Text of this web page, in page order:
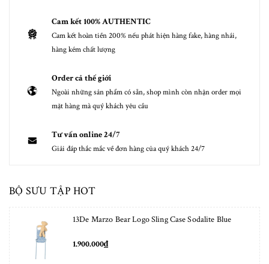
Cam kết 100% AUTHENTIC
Cam kết hoàn tiền 200% nếu phát hiện hàng fake, hàng nhái,
hàng kém chất lượng
Order cả thế giới
Ngoài những sản phẩm có sẵn, shop mình còn nhận order mọi
mặt hàng mà quý khách yêu cầu
Tư vấn online 24/7
Giải đáp thắc mắc về đơn hàng của quý khách 24/7
BỘ SƯU TẬP HOT
13De Marzo Bear Logo Sling Case Sodalite Blue
1.900.000₫